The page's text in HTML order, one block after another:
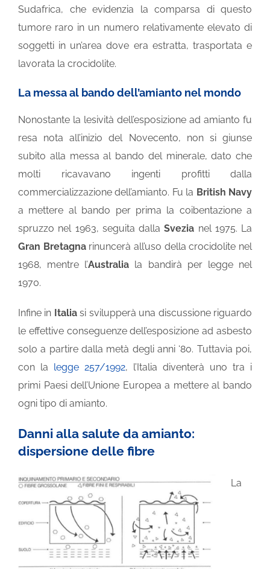
Sudafrica, che evidenzia la comparsa di questo
tumore raro in un numero relativamente elevato di
soggetti in un’area dove era estratta, trasportata e
lavorata la crocidolite.
La messa al bando dell’amianto nel mondo
Nonostante la lesività dell’esposizione ad amianto fu
resa nota all’inizio del Novecento, non si giunse
subito alla messa al bando del minerale, dato che
molti ricavavano ingenti profitti dalla
commercializzazione dell’amianto. Fu la British Navy
a mettere al bando per prima la coibentazione a
spruzzo nel 1963, seguita dallaSvezia nel 1975. La
Gran Bretagnarinuncerà all’uso della crocidolite nel
1968, mentre l’Australia la bandirà per legge nel
1970.
Infine in Italiasi svilupperà una discussione riguardo
le effettive conseguenze dell’esposizione ad asbesto
solo a partire dalla metà degli anni ‘80. Tuttavia poi,
con la legge 257/1992, l’Italia diventerà uno tra i
primi Paesi dell’Unione Europea a mettere al bando
ogni tipo di amianto.
Danni alla salute da amianto:
dispersione delle fibre
La